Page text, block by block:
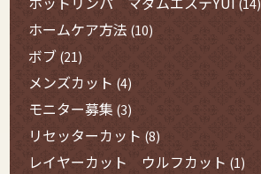
(14)
ホームケア方法 (10)
ボブ (21)
メンズカット (4)
モニター募集 (3)
リセッターカット (8)
レイヤーカット ウルフカット (1)